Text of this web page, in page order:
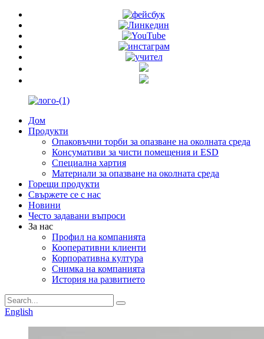
Дом
Продукти
Опаковъчни торби за опазване на околната среда
Консумативи за чисти помещения и ESD
Специална хартия
Материали за опазване на околната среда
Горещи продукти
Свържете се с нас
Новини
Често задавани въпроси
За нас
Профил на компанията
Кооперативни клиенти
Корпоративна култура
Снимка на компанията
История на развитието
English